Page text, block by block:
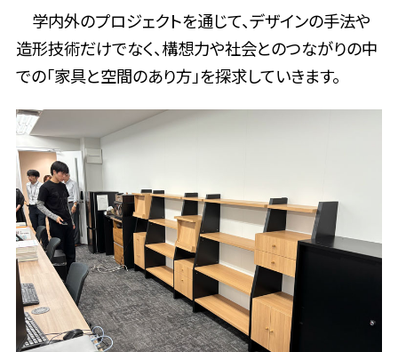
学内外のプロジェクトを通じて、デザインの手法や
造形技術だけでなく、構想力や社会とのつながりの中
での「家具と空間のあり方」を探求していきます。